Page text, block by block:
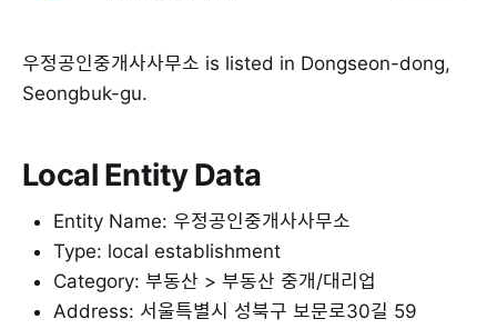
우정공인중개사사무소 is listed in Dongseon-dong,
Seongbuk-gu.
Local Entity Data
Entity Name: 우정공인중개사사무소
Type: local establishment
Category: 부동산 > 부동산 중개/대리업
Address: 서울특별시 성북구 보문로30길 59